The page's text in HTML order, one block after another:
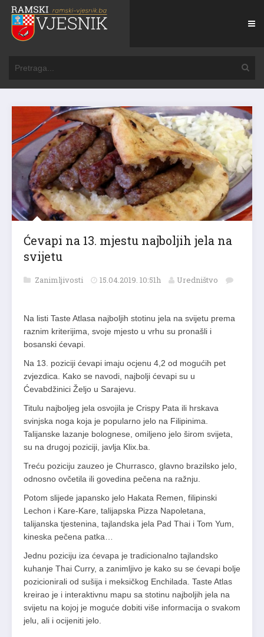
Ćevapi na 13. mjestu najboljih jela na
svijetu
Zanimljivosti 15.04.2019. 10:51h Uredništvo
Na listi Taste Atlasa najboljih stotinu jela na svijetu prema
raznim kriterijima, svoje mjesto u vrhu su pronašli i
bosanski ćevapi.
Na 13. poziciji ćevapi imaju ocjenu 4,2 od mogućih pet
zvjezdica. Kako se navodi, najbolji ćevapi su u
Ćevabdžinici Željo u Sarajevu.
Titulu najboljeg jela osvojila je Crispy Pata ili hrskava
svinjska noga koja je popularno jelo na Filipinima.
Talijanske lazanje bolognese, omiljeno jelo širom svijeta,
su na drugoj poziciji, javlja Klix.ba.
Treću poziciju zauzeo je Churrasco, glavno brazilsko jelo,
odnosno ovčetila ili govedina pečena na ražnju.
Potom slijede japansko jelo Hakata Remen, filipinski
Lechon i Kare-Kare, talijapska Pizza Napoletana,
talijanska tjestenina, tajlandska jela Pad Thai i Tom Yum,
kineska pečena patka…
Jednu poziciju iza ćevapa je tradicionalno tajlandsko
kuhanje Thai Curry, a zanimljivo je kako su se ćevapi bolje
pozicionirali od sušija i meksičkog Enchilada. Taste Atlas
kreirao je i interaktivnu mapu sa stotinu najboljih jela na
svijetu na kojoj je moguće dobiti više informacija o svakom
jelu, ali i ocijeniti jelo.